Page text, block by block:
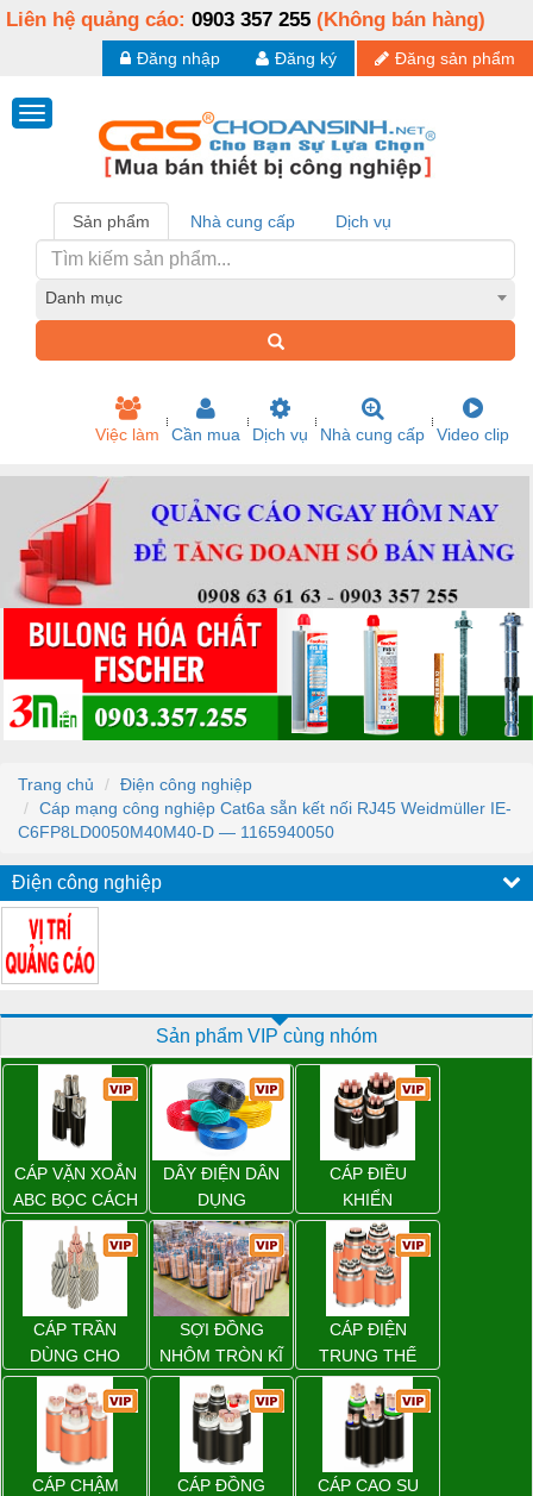
Liên hệ quảng cáo: 0903 357 255 (Không bán hàng)
Đăng sản phẩm
Đăng ký
Đăng nhập
Sản phẩm Nhà cung cấp Dịch vụ
Danh mục
Việc làm Cần mua Dịch vụ Nhà cung cấp Video clip
Trang chủ
Điện công nghiệp
Cáp mạng công nghiệp Cat6a sẵn kết nối RJ45 Weidmüller IE-
C6FP8LD0050M40M40-D — 1165940050
Điện công nghiệp
Sản phẩm VIP cùng nhóm
CÁP VẶN XOẮN
ABC BỌC CÁCH
ĐIỆN XLPE
DÂY ĐIỆN DÂN
DỤNG
CÁP ĐIỀU
KHIỂN
CÁP TRẦN
DÙNG CHO
ĐƯỜNG DÂY
TẢI ĐIỆN TRÊN
KHÔNG
SỢI ĐỒNG
NHÔM TRÒN KĨ
THUẬT ĐIỆN
CÁP ĐIỆN
TRUNG THẾ
CÁP CHẬM
CÁP ĐỒNG
CÁP CAO SU